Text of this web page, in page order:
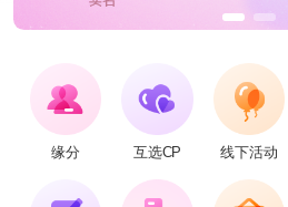
缘分 互选CP 线下活动